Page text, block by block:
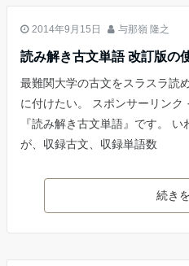
2014年9月15日
与那嶺 隆之
読み解き古文単語 改訂版の
最難関大学の古文をスラスラ読
に付けたい。 スポンサーリン
『読み解き古文単語』です。
が、収録古文、収録単語数
続き